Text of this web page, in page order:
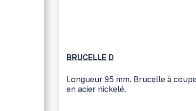
BRUCELLE D
Longueur 95 mm. Brucelle à
en acier nickelé.